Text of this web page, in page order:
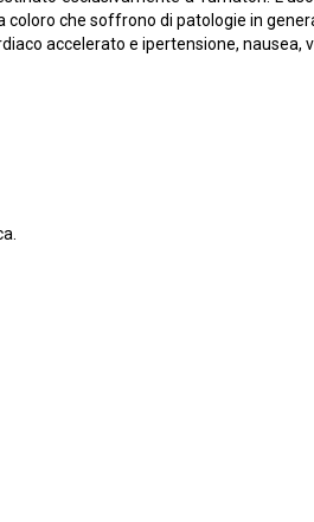
che soffrono di patologie in
accelerato e ipertensione,